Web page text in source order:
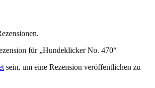
für „Hundeklicker No. 470“
sein, um eine Rezension veröffentlichen zu